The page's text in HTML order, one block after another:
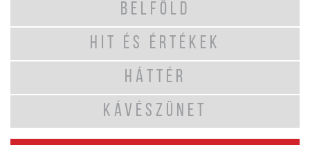
BELFÖLD
HIT ÉS ÉRTÉKEK
HÁTTÉR
KÁVÉSZÜNET